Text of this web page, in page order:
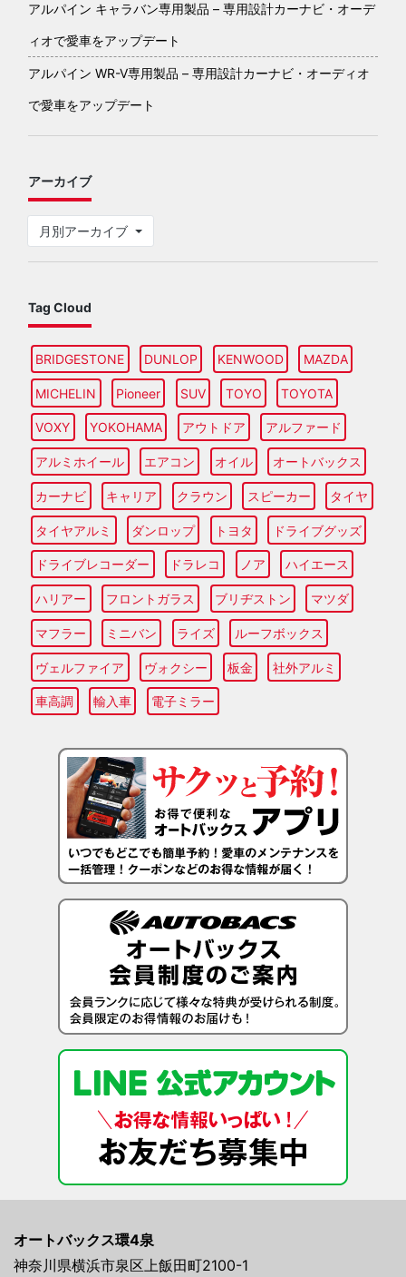
アルパイン キャラバン専用製品 – 専用設計カーナビ・オーデ
ィオで愛車をアップデート
アルパイン WR-V専用製品 – 専用設計カーナビ・オーディオ
で愛車をアップデート
アーカイブ
月別アーカイブ
Tag Cloud
BRIDGESTONE DUNLOP KENWOOD MAZDA
MICHELIN Pioneer SUV TOYO TOYOTA
VOXY YOKOHAMA アウトドア アルファード
アルミホイール エアコン オイル オートバックス
カーナビ キャリア クラウン スピーカー タイヤ
タイヤアルミ ダンロップ トヨタ ドライブグッズ
ドライブレコーダー ドラレコ ノア ハイエース
ハリアー フロントガラス ブリヂストン マツダ
マフラー ミニバン ライズ ルーフボックス
ヴェルファイア ヴォクシー 板金 社外アルミ
車高調 輸入車 電子ミラー
オートバックス環4泉
神奈川県横浜市泉区上飯田町2100-1